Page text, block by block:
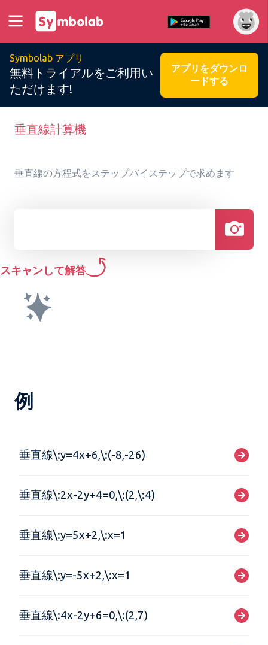
Symbolab アプリ
無料トライアルをご利用い
ただけます!
アプリをダウンロ
ードする
垂直線計算機
垂直線の方程式をステップバイステップで求めます
スキャンして解答
例
垂直線\:y=4x+6,\:(-8,-26)
垂直線\:2x-2y+4=0,\:(2,\:4)
垂直線\:y=5x+2,\:x=1
垂直線\:y=-5x+2,\:x=1
垂直線\:4x-2y+6=0,\:(2,7)